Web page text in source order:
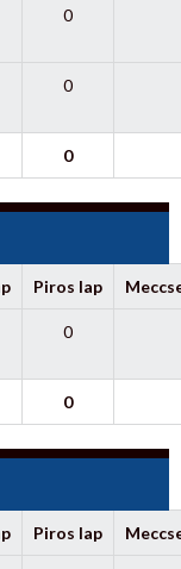
0
0
0
Piros lap
0
0
Piros lap